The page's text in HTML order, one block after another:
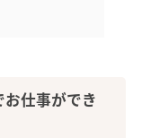
仕事ができ